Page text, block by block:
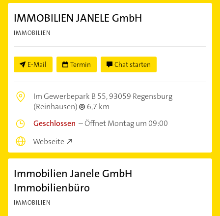
IMMOBILIEN JANELE GmbH
IMMOBILIEN
E-Mail Termin Chat starten
Im Gewerbepark B 55,93059 Regensburg
(Reinhausen)
6,7 km
Geschlossen –Öffnet Montag um 09:00
Webseite
Immobilien Janele GmbH
Immobilienbüro
IMMOBILIEN